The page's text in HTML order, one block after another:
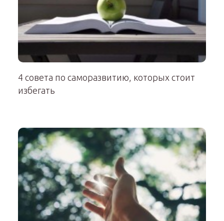
4 совета по саморазвитию, которых стоит
избегать